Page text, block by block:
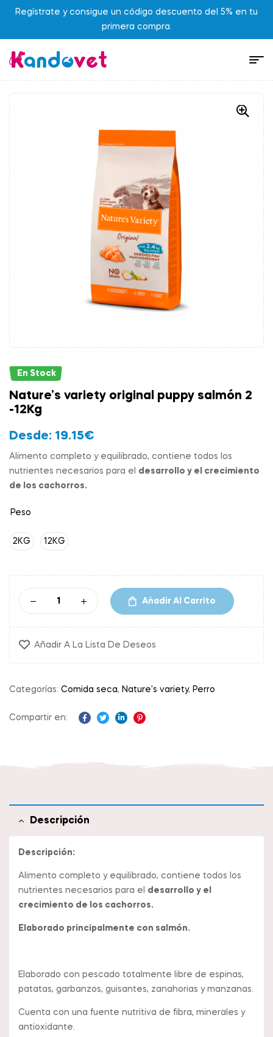
Regístrate y consigue un código descuento del 5% en tu
primera compra.
En Stock
Nature’s variety original puppy salmón 2
-12Kg
Desde: 19.15€
Alimento completo y equilibrado, contiene todos los
nutrientes necesarios para el desarrollo y el crecimiento
de los cachorros.
Peso
2KG 12KG
Añadir Al Carrito
Añadir A La Lista De Deseos
Categorías: Comida seca, Nature's variety, Perro
Compartir en:
Descripción
Descripción:
Alimento completo y equilibrado, contiene todos los
nutrientes necesarios para el desarrollo y el
crecimiento de los cachorros.
Elaborado principalmente con salmón.
Elaborado con pescado totalmente libre de espinas,
patatas, garbanzos, guisantes, zanahorias y manzanas.
Cuenta con una fuente nutritiva de fibra, minerales y
antioxidante.